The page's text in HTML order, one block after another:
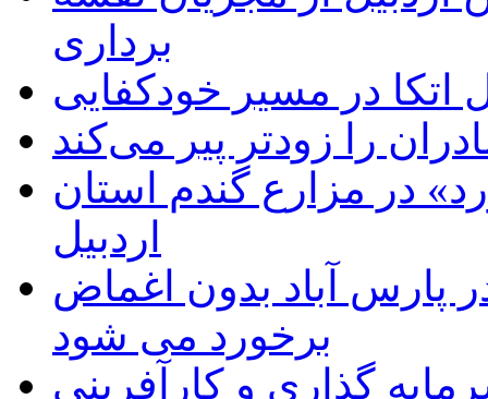
برداری
در مسیر خودکفایی
را زودتر پیر می‌کند
در مزارع گندم استان
اردبیل
پارس آباد بدون اغماض
برخورد می شود
گذاری و کارآفرینی